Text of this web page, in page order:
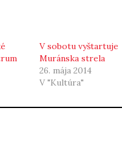
V sobotu vyštartuje
Muránska strela
26. mája 2014
V "Kultúra"